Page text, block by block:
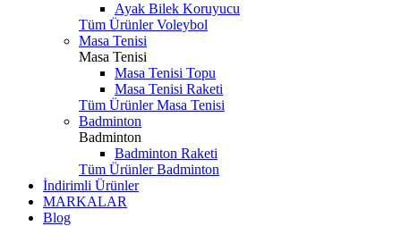
Ayak Bilek Koruyucu
Tüm Ürünler Voleybol
Masa Tenisi
Masa Tenisi
Masa Tenisi Topu
Masa Tenisi Raketi
Tüm Ürünler Masa Tenisi
Badminton
Badminton
Badminton Raketi
Tüm Ürünler Badminton
İndirimli Ürünler
MARKALAR
Blog